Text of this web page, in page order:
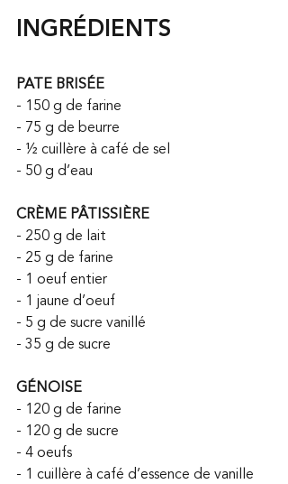
INGRÉDIENTS
PATE BRISÉE
- 150 g de farine
- 75 g de beurre
- ½ cuillère à café de sel
- 50 g d’eau
CRÈME PÂTISSIÈRE
- 250 g de lait
- 25 g de farine
- 1 oeuf entier
- 1 jaune d’oeuf
- 5 g de sucre vanillé
- 35 g de sucre
GÉNOISE
- 120 g de farine
- 120 g de sucre
- 4 oeufs
- 1 cuillère à café d’essence de vanille